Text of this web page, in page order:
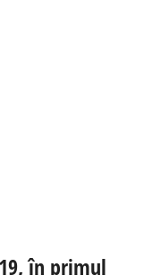
în primul